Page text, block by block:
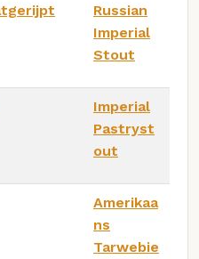
Russian
Imperial
Stout
Imperial
Pastryst
out
Amerikaa
ns
Tarwebie